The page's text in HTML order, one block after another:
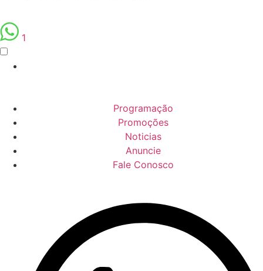
1
Programação
Promoções
Noticias
Anuncie
Fale Conosco